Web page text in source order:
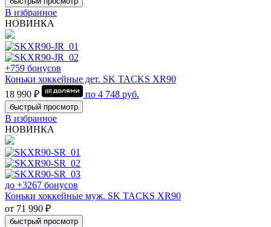
В избранное
НОВИНКА
+759 бонусов
Коньки хоккейные дет. SK TACKS XR90
18 990 ₽
по 4 748 руб.
быстрый просмотр
В избранное
НОВИНКА
до +3267 бонусов
Коньки хоккейные муж. SK TACKS XR90
от 71 990 ₽
быстрый просмотр